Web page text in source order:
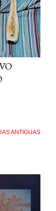
ANTIGUAS